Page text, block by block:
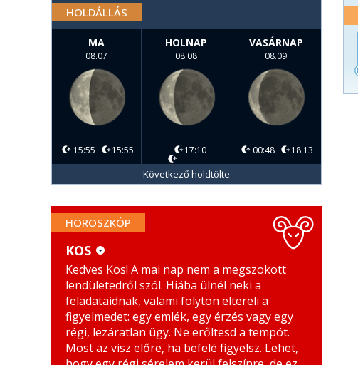
HOLDÁLLÁS
MA
08.07
15:55 15:55
HOLNAP
08.08
17:10
VASÁRNAP
08.09
00:48 18:13
Következő holdtölte
HOROSZKÓP
KOS
BIKA
IKREK
RÁK
MÉRLEG
SKORPIÓ
NYILAS
BAK
KOS
Kedves Kos! A mai nap nem a megszokott
lendületedről szól. Hiába ülnél neki a
feladataidnak, valami folyton eltereli a
figyelmedet: egy emlék, egy érzés vagy egy
régi, lezáratlan ügy. Ne erőltesd a tempót.
Most az visz előre, ha befelé figyelsz. Lehet,